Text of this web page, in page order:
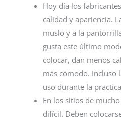
Hoy día los
calidad y apariencia.
muslo y a la
gusta este último
colocar, dan menos
más cómodo. Incluso
uso durante la
En los sitios de
difícil. Deben